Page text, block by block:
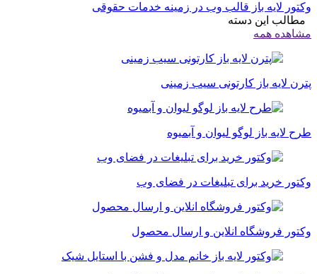
وکتور لایه باز قالب وب در زمینه خدمات حقوقی
مطالب این دسته
مشاهده همه
پترن لایه باز کارتونی سیب زمینی
طرح لایه باز لوگو لیوان و آبمیوه
وکتور خرید برای تبلیغات در فضای وب
وکتور فروشگاه انلاین و ارسال محصول